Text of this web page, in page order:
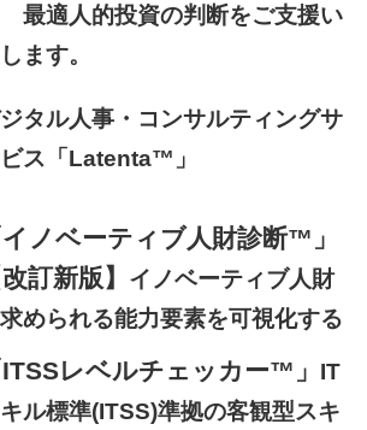
最適人的投資の判断をご支援い
ます。
タル人事・コンサルティングサ
ス「Latenta™」
イノベーティブ人財診断™」
改訂新版】
イノベーティブ人財
められる能力要素を可視化する
ITSSレベルチェッカー™」 IT
ル標準(ITSS)準拠の客観型スキ